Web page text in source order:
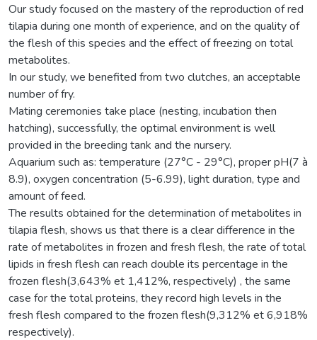
Our study focused on the mastery of the reproduction of red
tilapia during one month of experience, and on the quality of
the flesh of this species and the effect of freezing on total
metabolites.
In our study, we benefited from two clutches, an acceptable
number of fry.
Mating ceremonies take place (nesting, incubation then
hatching), successfully, the optimal environment is well
provided in the breeding tank and the nursery.
Aquarium such as: temperature (27°C - 29°C), proper pH(7 à
8.9), oxygen concentration (5-6.99), light duration, type and
amount of feed.
The results obtained for the determination of metabolites in
tilapia flesh, shows us that there is a clear difference in the
rate of metabolites in frozen and fresh flesh, the rate of total
lipids in fresh flesh can reach double its percentage in the
frozen flesh(3,643% et 1,412%, respectively) , the same
case for the total proteins, they record high levels in the
fresh flesh compared to the frozen flesh(9,312% et 6,918%
respectively).